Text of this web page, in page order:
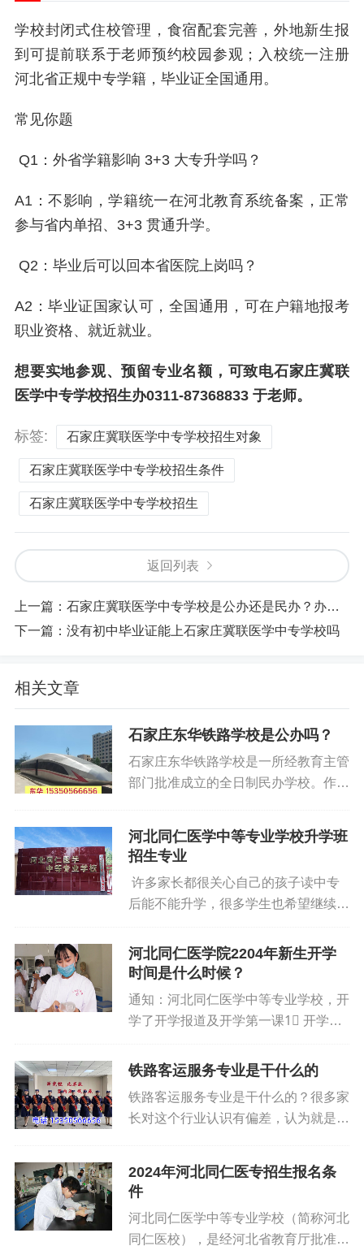
学校封闭式住校管理，食宿配套完善，外地新生报
到可提前联系于老师预约校园参观；入校统一注册
河北省正规中专学籍，毕业证全国通用。
常见你题
Q1：外省学籍影响 3+3 大专升学吗？
A1：不影响，学籍统一在河北教育系统备案，正常
参与省内单招、3+3 贯通升学。
Q2：毕业后可以回本省医院上岗吗？
A2：毕业证国家认可，全国通用，可在户籍地报考
职业资格、就近就业。
想要实地参观、预留专业名额，可致电石家庄冀联
医学中专学校招生办0311-87368833 于老师。
标签: 石家庄冀联医学中专学校招生对象
石家庄冀联医学中专学校招生条件
石家庄冀联医学中专学校招生
返回列表
上一篇： 石家庄冀联医学中专学校是公办还是民办？办学资质正规可靠吗
下一篇： 没有初中毕业证能上石家庄冀联医学中专学校吗
相关文章
石家庄东华铁路学校是公办吗？
石家庄东华铁路学校是一所经教育主管
部门批准成立的全日制民办学校。作为
展，也经历了民办教育从无到有、从小
到大的历程。在多年的办学实践中，东
华铁路学校始终坚持以市场需求为导
向，以技能培养为核心的办学理念，不
成为了河北省民办教育的一颗璀璨明
珠。石家庄东华铁路学校以铁路专业为
主打，同时开设了多个适应市场需求的
专业。一、专业灵活，门槛友好紧跟市
年铁路教育经验，河北民办职教标杆全
国招生无户籍限制，中考成绩不亮眼也
能读二、就业能打，保障...
河北同仁医学中等专业学校升学班
招生专业
许多家长都很关心自己的孩子读中专
后能不能升学，很多学生也希望继续深
的，升学班的学生在校学习3年，第三
年不在安排学生外出实习，继续留在学
等专业学校升学班招生专业有哪
些？ 在本校学习护理、中医养生保
康复技术等的学生，三年毕业后可以参
加河北省高职单招考试考取邢台医学高
等专科学院、廊坊卫生职业学院、河北
校，学习护理、临床医学、中医学、口
腔医学等专业；此外，学生还参加对口
高考考试的同学还有机会去本科大学上
学呢！比如河...
河北同仁医学院2204年新生开学
时间是什么时候？
通知：河北同仁医学中等专业学校，开
学了开学报道及开学第一课1⃣ 开学时
结束时间以通知为准）。请各位家长提
孩子提前熟悉学校环境，提早进入新课
程状态，老师更精准的了解孩子，帮助
内容：1.专业课解读，确保每一位学生
找到适合自己的专业。2.能力培养。培
养表达能力、管理能力、独立能力。3.
爱国教育，参观革命圣地，对学生进行
铁路客运服务专业是干什么的
铁路客运服务专业是干什么的？很多家
长对这个行业认识有偏差，认为就是打
大家了解一下。铁路客运服务专业在学
校的专业是铁路运输管理，主要学习课
程如下：专业基础课程：铁路线路及站
2024年河北同仁医专招生报名条
件
河北同仁医学中等专业学校（简称河北
同仁医校），是经河北省教育厅批准，